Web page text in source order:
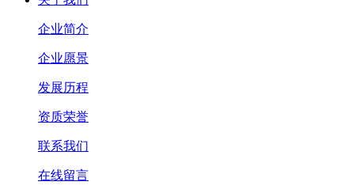
企业简介
企业愿景
发展历程
资质荣誉
联系我们
在线留言